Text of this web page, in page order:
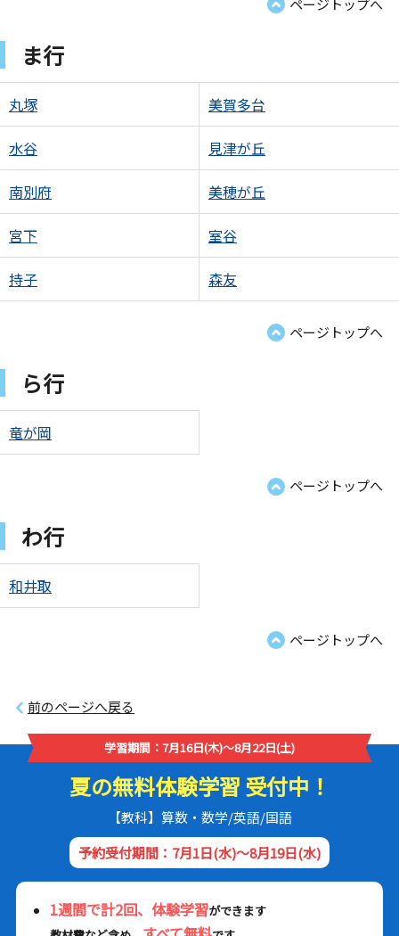
ま行
丸塚 美賀多台
水谷 見津が丘
南別府 美穂が丘
宮下 室谷
持子 森友
ページトップへ
ら行
竜が岡
ページトップへ
わ行
和井取
ページトップへ
前のページへ戻る
学習期間：7月16日(木)～8月22日(土)
夏の無料体験学習 受付中！
【教科】算数・数学/英語/国語
予約受付期間：7月1日(水)～8月19日(水)
1週間で計2回、体験学習ができます